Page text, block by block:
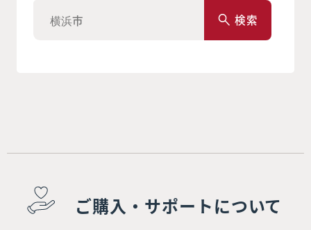
検索
ご購入・サポートについて